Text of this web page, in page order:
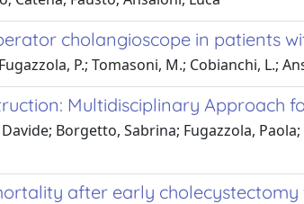
cholangioscope in patients
P.; Tomasoni, M.; Cobianchi, L.;
Multidisciplinary Approach
Borgetto, Sabrina; Fugazzola,
after early cholecystectomy